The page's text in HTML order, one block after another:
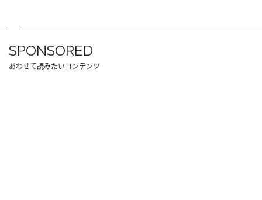
SPONSORED
あわせて読みたいコンテンツ